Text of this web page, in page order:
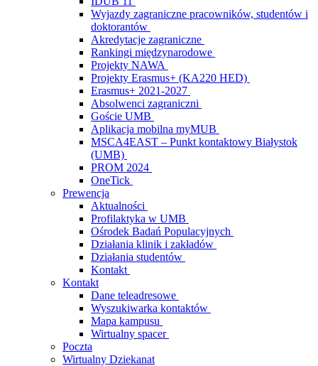
Wyjazdy zagraniczne pracowników, studentów i
doktorantów
Akredytacje zagraniczne
Rankingi międzynarodowe
Projekty NAWA
Projekty Erasmus+ (KA220 HED)
Erasmus+ 2021-2027
Absolwenci zagraniczni
Goście UMB
Aplikacja mobilna myMUB
MSCA4EAST – Punkt kontaktowy Białystok
(UMB)
PROM 2024
OneTick
Prewencja
Aktualności
Profilaktyka w UMB
Ośrodek Badań Populacyjnych
Działania klinik i zakładów
Działania studentów
Kontakt
Kontakt
Dane teleadresowe
Wyszukiwarka kontaktów
Mapa kampusu
Wirtualny spacer
Poczta
Wirtualny Dziekanat